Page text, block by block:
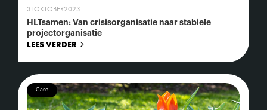
31OKTOBER2023
HLTsamen: Van crisisorganisatie naar stabiele
projectorganisatie
LEES VERDER
Case